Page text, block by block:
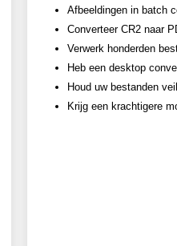
Afbeeldingen in batch
Converteer CR2 naar
Verwerk honderden
Heb een desktop
Houd uw bestanden
Krijg een krachtigere